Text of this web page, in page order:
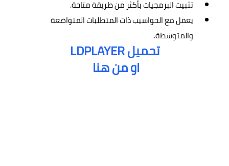
تثبيت البرمجيات بأكثر من طريقة متاحة.
يعمل مع الحواسيب ذات المتطلبات المتواضعة
والمتوسطة.
تحميل LDPLAYER
او من هنا